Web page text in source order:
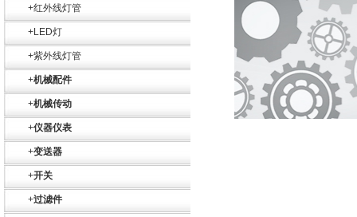
+红外线灯管
+LED灯
+紫外线灯管
+机械配件
+机械传动
+仪器仪表
+变送器
+开关
+过滤件